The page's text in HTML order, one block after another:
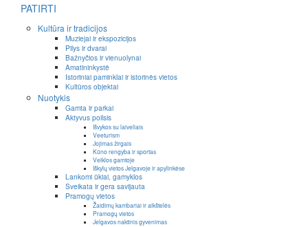
PATIRTI
Kultūra ir tradicijos
Muziejai ir ekspozicijos
Pilys ir dvarai
Bažnyčios ir vienuolynai
Amatininkystė
Istoriniai paminklai ir istorinės vietos
Kultūros objektai
Nuotykis
Gamta ir parkai
Aktyvus poilsis
Išvykos su laiveliais
Veeturism
Jojimas žirgais
Kūno rengyba ir sportas
Veiklos gamtoje
Iškylų vietos Jelgavoje ir apylinkėse
Lankomi ūkiai, gamyklos
Sveikata ir gera savijauta
Pramogų vietos
Žaidimų kambariai ir aikštelės
Pramogų vietos
Jelgavos naktinis gyvenimas